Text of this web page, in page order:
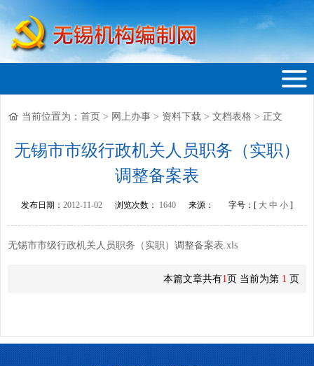
无锡机构编制网
当前位置为： 首页 > 网上办事 > 资料下载 > 文档表格 > 正文
无锡市市级行政机关人员职务（实职）
调整备案表
发布日期： 2012-11-02 浏览次数： 1640 来源： 字号：[ 大 中 小 ]
无锡市市级行政机关人员职务（实职）调整备案表.xls
本篇文章共有1页 当前为第 1 页